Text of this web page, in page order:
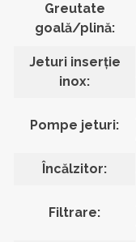
Greutate
goală/plină:
Jeturi inserție
inox:
Pompe jeturi:
Încălzitor:
Filtrare: